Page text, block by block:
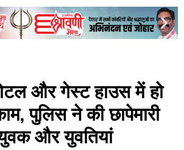
और गेस्ट हाउस में हो
पुलिस ने की छापेमारी
और युवतियां